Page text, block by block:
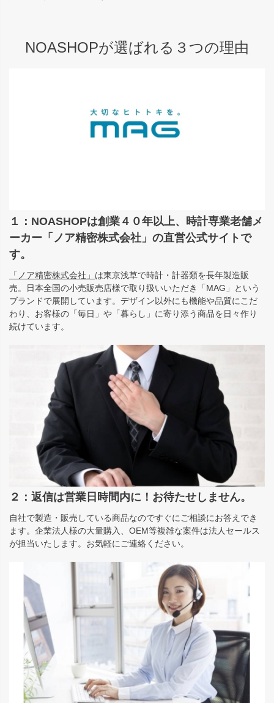
NOASHOPが選ばれる３つの理由
１：NOASHOPは創業４０年以上、時計専業老舗メ
ーカー「ノア精密株式会社」の直営公式サイトで
す。
「ノア精密株式会社」 は東京浅草で時計・計器類を長年製造販
売。日本全国の小売販売店様で取り扱いいただき「MAG」という
ブランドで展開しています。デザイン以外にも機能や品質にこだ
わり、お客様の「毎日」や「暮らし」に寄り添う商品を日々作り
続けています。
２：返信は営業日時間内に！お待たせしません。
自社で製造・販売している商品なのですぐにご相談にお答えでき
ます。企業法人様の大量購入、OEM等複雑な案件は法人セールス
が担当いたします。お気軽にご連絡ください。